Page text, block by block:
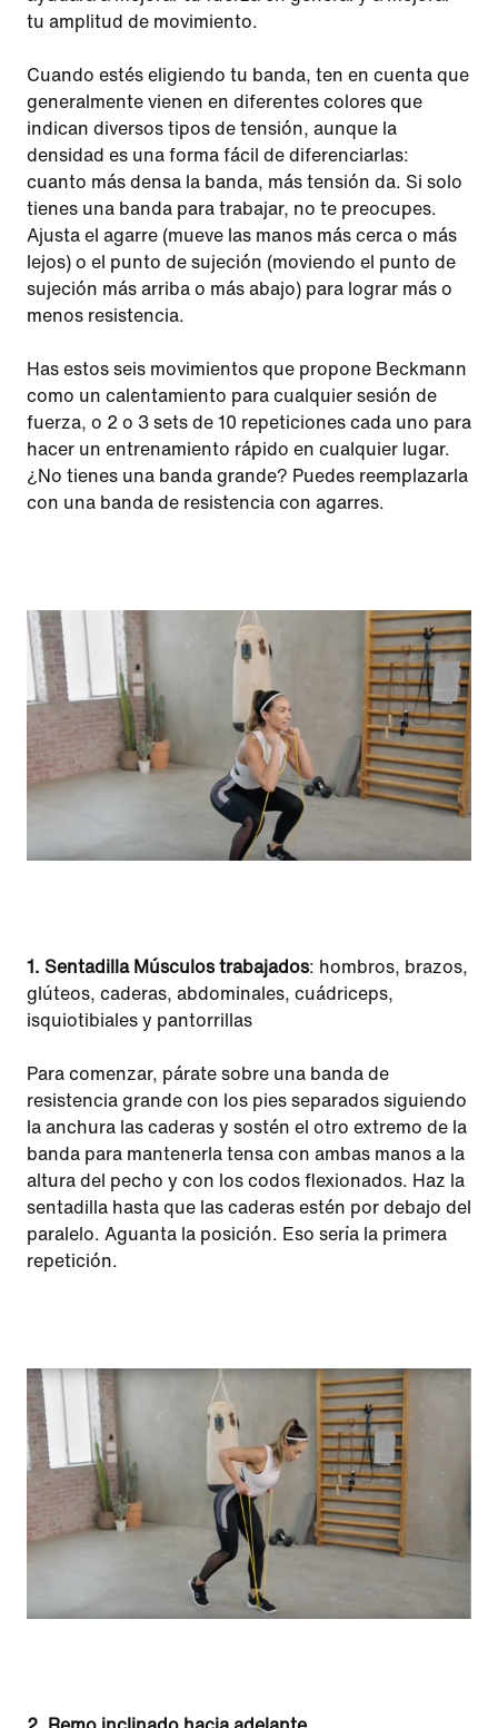
tu amplitud de movimiento.
Cuando estés eligiendo tu banda, ten en cuenta que
generalmente vienen en diferentes colores que
indican diversos tipos de tensión, aunque la
densidad es una forma fácil de diferenciarlas:
cuanto más densa la banda, más tensión da. Si solo
tienes una banda para trabajar, no te preocupes.
Ajusta el agarre (mueve las manos más cerca o más
lejos) o el punto de sujeción (moviendo el punto de
sujeción más arriba o más abajo) para lograr más o
menos resistencia.
Has estos seis movimientos que propone Beckmann
como un calentamiento para cualquier sesión de
fuerza, o 2 o 3 sets de 10 repeticiones cada uno para
hacer un entrenamiento rápido en cualquier lugar.
¿No tienes una banda grande? Puedes reemplazarla
con una banda de resistencia con agarres.
1. Sentadilla Músculos trabajados: hombros, brazos,
glúteos, caderas, abdominales, cuádriceps,
isquiotibiales y pantorrillas
Para comenzar, párate sobre una banda de
resistencia grande con los pies separados siguiendo
la anchura las caderas y sostén el otro extremo de la
banda para mantenerla tensa con ambas manos a la
altura del pecho y con los codos flexionados. Haz la
sentadilla hasta que las caderas estén por debajo del
paralelo. Aguanta la posición. Eso sería la primera
repetición.